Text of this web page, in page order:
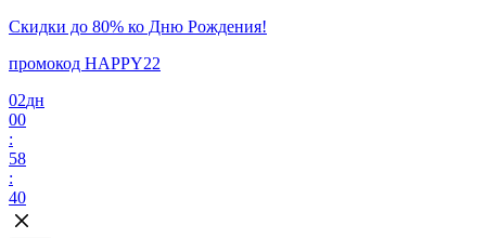
Скидки до 80% ко Дню Рождения!
промокод HAPPY22
02дн
00
:
58
:
40